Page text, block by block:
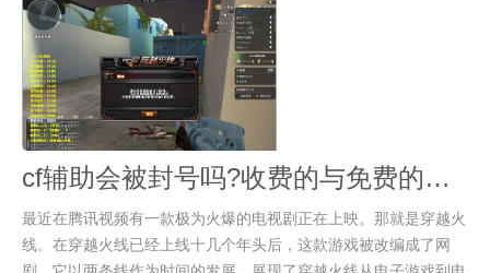
cf辅助会被封号吗?收费的与免费的该如何选择？
最近在腾讯视频有一款极为火爆的电视剧正在上映。那就是穿越火
线。在穿越火线已经上线十几个年头后，这款游戏被改编成了网